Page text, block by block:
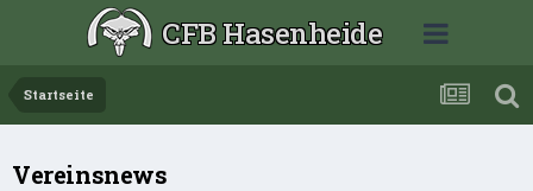
CFB Hasenheide
Startseite
Vereinsnews